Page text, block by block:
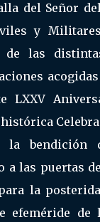
del Señor
y
de las
LXXV
la bendición
a las puertas
la
efeméride de